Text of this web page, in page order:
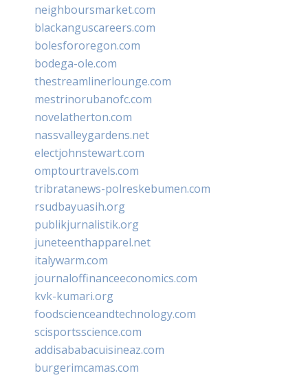
neighboursmarket.com
blackanguscareers.com
bolesfororegon.com
bodega-ole.com
thestreamlinerlounge.com
mestrinorubanofc.com
novelatherton.com
nassvalleygardens.net
electjohnstewart.com
omptourtravels.com
tribratanews-polreskebumen.com
rsudbayuasih.org
publikjurnalistik.org
juneteenthapparel.net
italywarm.com
journaloffinanceeconomics.com
kvk-kumari.org
foodscienceandtechnology.com
scisportsscience.com
addisababacuisineaz.com
burgerimcamas.com